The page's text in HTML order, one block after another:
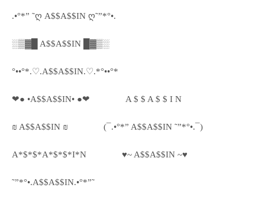
.•°*” ˜ღ A$$A$$IN ღ˜”*°•.
░▒▓█ A$$A$$IN █▓▒░
°••°*.♡.A$$A$$IN.♡.*°••°*
❤● •A$$A$$IN• ●❤ A $ $ A $ $ I N
₪ A$$A$$IN ₪ (¯.•°*” A$$A$$IN ˜”*°•.¯)
A*$*$*A*$*$*I*N ♥~ A$$A$$IN ~♥
˜”*°•.A$$A$$IN.•°*”˜